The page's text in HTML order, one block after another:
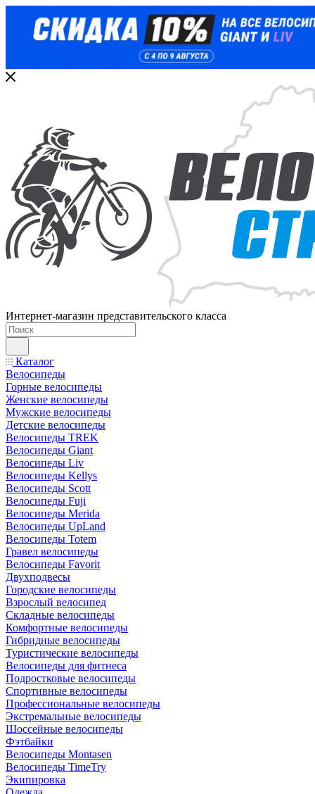
Интернет-магазин представительского класса
Каталог
Велосипеды
Горные велосипеды
Женские велосипеды
Мужские велосипеды
Детские велосипеды
Велосипеды TREK
Велосипеды Giant
Велосипеды Liv
Велосипеды Kellys
Велосипеды Scott
Велосипеды Fuji
Велосипеды Merida
Велосипеды UpLand
Велосипеды Totem
Гравел велосипеды
Велосипеды Favorit
Двухподвесы
Городские велосипеды
Взрослый велосипед
Складные велосипеды
Комфортные велосипеды
Гибридные велосипеды
Туристические велосипеды
Велосипеды для фитнеса
Подростковые велосипеды
Спортивные велосипеды
Профессиональные велосипеды
Экстремальные велосипеды
Шоссейные велосипеды
Фэтбайки
Велосипеды Montasen
Велосипеды TimeTry
Экипировка